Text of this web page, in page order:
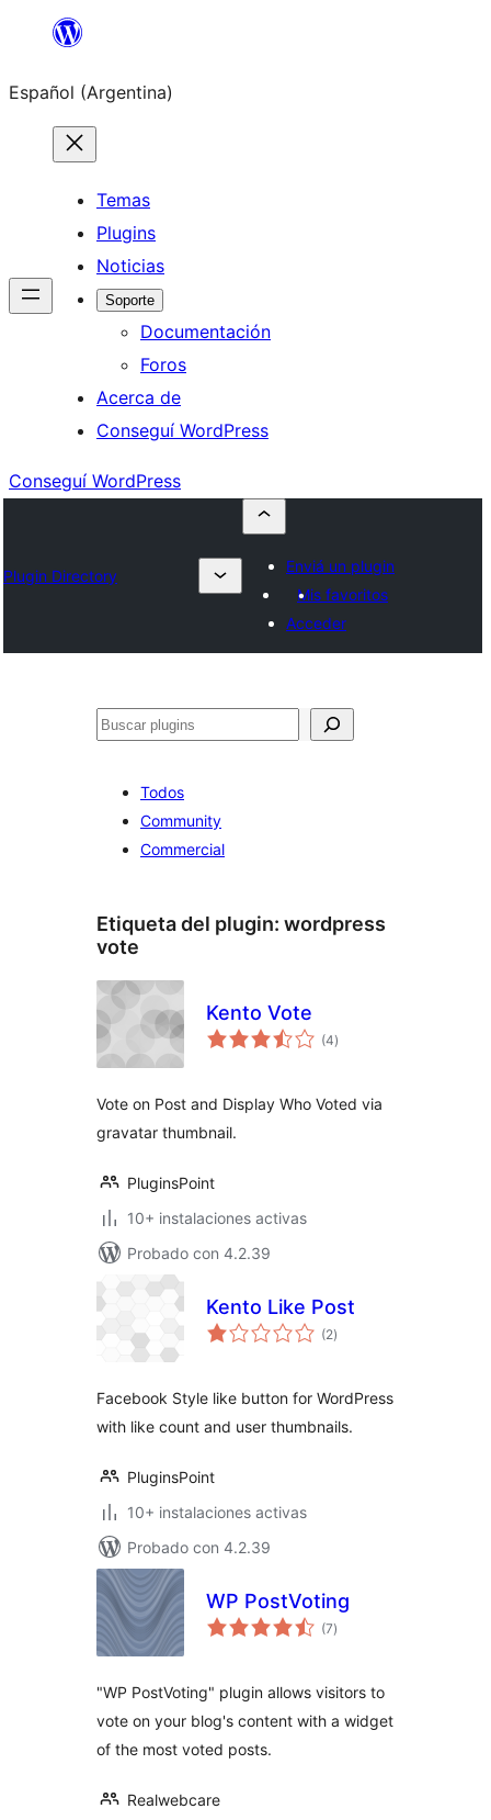
Saltar
contenido
Español (Argentina)
Temas
Plugins
Noticias
Soporte
Documentación
Foros
Acerca de
Conseguí WordPress
Conseguí WordPress
Plugin Directory
Enviá un plugin
Mis favoritos
Acceder
Buscar
Todos
Community
Commercial
Etiqueta del plugin: wordpress
vote
Kento Vote
(4total
de
)
Vote on Post and Display Who Voted via
gravatar thumbnail.
PluginsPoint
10+ instalaciones activas
Probado con 4.2.39
Kento Like Post
(2total
de
)
Facebook Style like button for WordPress
with like count and user thumbnails.
PluginsPoint
10+ instalaciones activas
Probado con 4.2.39
WP PostVoting
(7total
de
)
"WP PostVoting" plugin allows visitors to
vote on your blog's content with a widget
of the most voted posts.
Realwebcare